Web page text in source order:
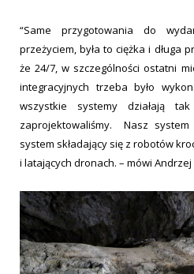
“Same przygotowania do
przeżyciem, była to ciężka i długa
że 24/7, w szczególności ostatni
integracyjnych trzeba było
wszystkie systemy działają
zaprojektowaliśmy. Nasz system
system składający się z robotów
i latających dronach. – mówi Andrzej